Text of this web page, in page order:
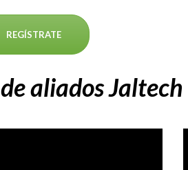
REGÍSTRATE
aliados Jaltech